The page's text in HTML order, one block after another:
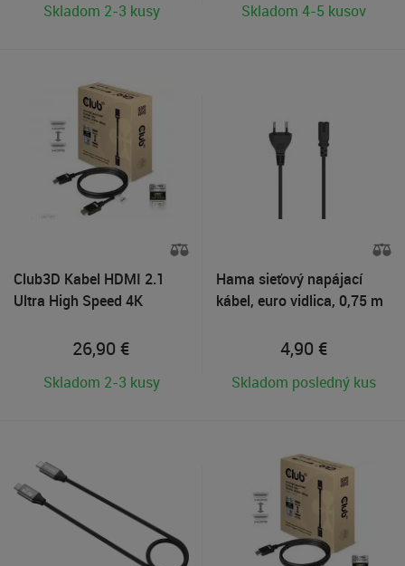
Skladom 2-3 kusy Skladom 4-5 kusov
Club3D Kabel HDMI 2.1
Ultra High Speed 4K
26,90 €
Skladom 2-3 kusy
Hama sieťový napájací
kábel, euro vidlica, 0,75 m
4,90 €
Skladom posledný kus